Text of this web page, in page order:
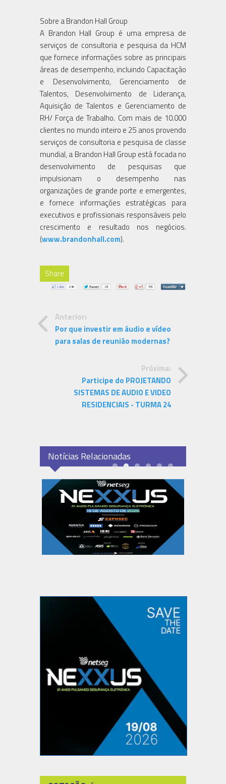
Sobre a Brandon Hall Group
A Brandon Hall Group é uma empresa de
serviços de consultoria e pesquisa da HCM
que fornece informações sobre as principais
áreas de desempenho, incluindo Capacitação
e Desenvolvimento, Gerenciamento de
Talentos, Desenvolvimento de Liderança,
Aquisição de Talentos e Gerenciamento de
RH/ Força de Trabalho. Com mais de 10.000
clientes no mundo inteiro e 25 anos provendo
serviços de consultoria e pesquisa de classe
mundial, a Brandon Hall Group está focada no
desenvolvimento de pesquisas que
impulsionam o desempenho nas
organizações de grande porte e emergentes,
e fornece informações estratégicas para
executivos e profissionais responsáveis pelo
crescimento e resultado nos negócios.
(www.brandonhall.com).
Share
Anterior:
Por que investir em áudio e vídeo
para salas de reunião modernas?
Próxima:
Participe do PROJETANDO
SISTEMAS DE AUDIO E VIDEO
RESIDENCIAIS - TURMA 24
Notícias Relacionadas